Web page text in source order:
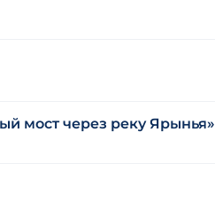
мост через реку Ярынья»